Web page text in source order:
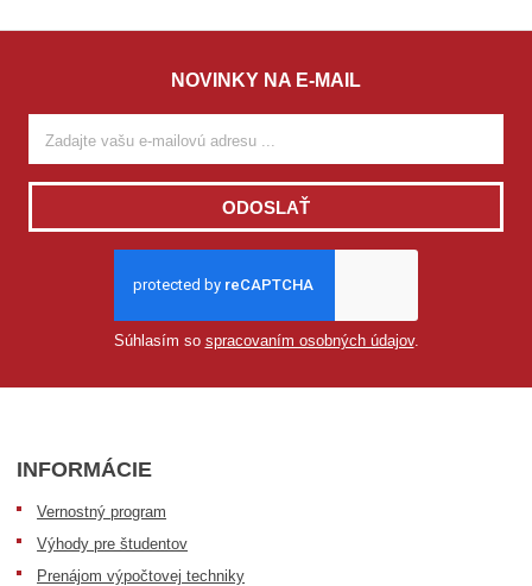
NOVINKY NA E-MAIL
ODOSLAŤ
Súhlasím so spracovaním osobných údajov.
INFORMÁCIE
Vernostný program
Výhody pre študentov
Prenájom výpočtovej techniky